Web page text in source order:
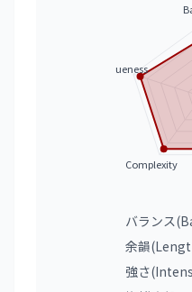
Complexity
Uniqueness
バランス
余韻
強さ